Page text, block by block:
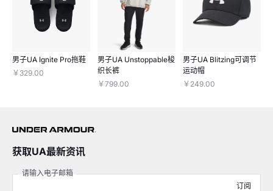
男子UA Ignite Pro拖鞋
￥329.00
男子UA Unstoppable梭
织长裤
￥799.00
男子UA Blitzing可调节
运动帽
￥249.00
获取UA最新资讯
请输入电子邮箱
订阅